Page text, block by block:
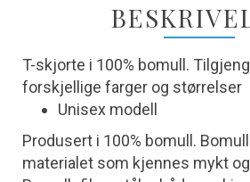
T-skjorte i 100% bomull.
forskjellige farger og størrelser
Unisex modell
Produsert i 100% bomull.
materialet som kjennes mykt